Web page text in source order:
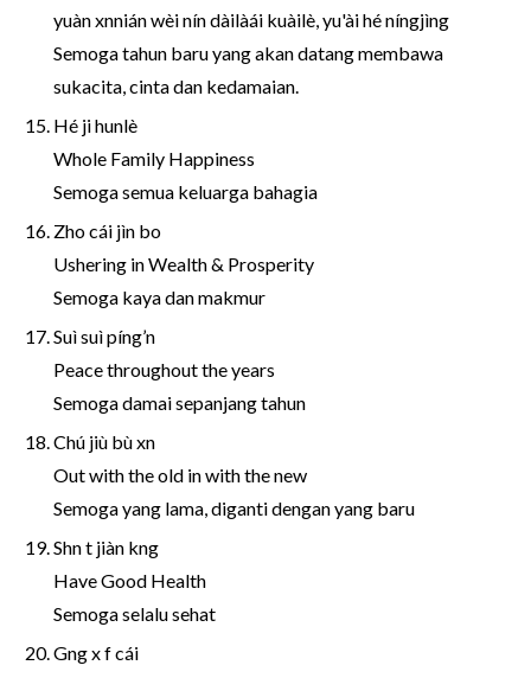
yuàn xnnián wèi nín dàilàái kuàilè, yu'ài hé níngjìng
Semoga tahun baru yang akan datang membawa
sukacita, cinta dan kedamaian.
Hé ji hunlè
Whole Family Happiness
Semoga semua keluarga bahagia
Zho cái jìn bo
Ushering in Wealth & Prosperity
Semoga kaya dan makmur
Suì suì píng’n
Peace throughout the years
Semoga damai sepanjang tahun
Chú jiù bù xn
Out with the old in with the new
Semoga yang lama, diganti dengan yang baru
Shn t jiàn kng
Have Good Health
Semoga selalu sehat
Gng x f cái